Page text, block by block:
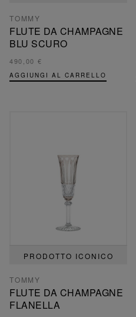
TOMMY
FLUTE DA CHAMPAGNE
BLU SCURO
490,00 €
AGGIUNGI AL CARRELLO
PRODOTTO ICONICO
TOMMY
FLUTE DA CHAMPAGNE
FLANELLA